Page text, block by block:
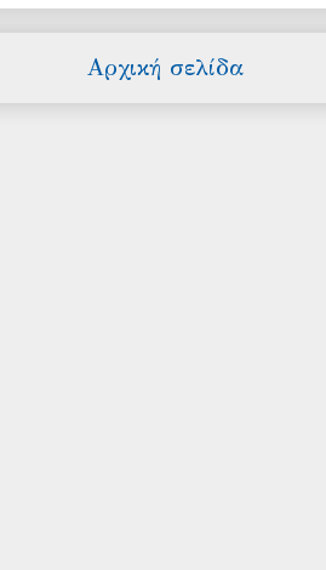
Αρχική σελίδα